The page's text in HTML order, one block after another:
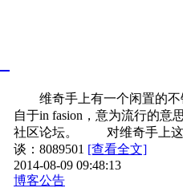
维奇手上有一个闲置的不
自于in fasion，意为流行的
社区论坛。 对维奇手上这个
谈：8089501 [查看全文]
2014-08-09 09:48:13
博客公告